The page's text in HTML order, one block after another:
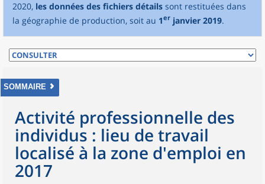
2020, les données des fichiers détails sont restituées dans
la géographie de production, soit au 1er janvier 2019.
SOMMAIRE
Activité professionnelle des
individus : lieu de travail
localisé à la zone d'emploi en
2017